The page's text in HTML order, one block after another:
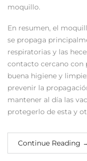
moquillo.
En resumen, el
se propaga
respiratorias y las
contacto cercano con
buena higiene y
prevenir la
mantener al día las
protegerlo de esta y
Continue Reading